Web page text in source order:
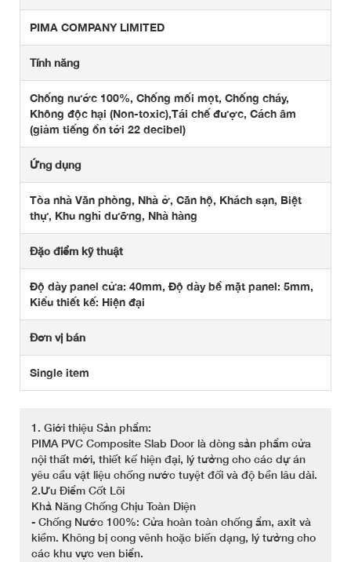
PIMA COMPANY LIMITED
Tính năng
Chống nước 100%, Chống mối mọt, Chống cháy,
Không độc hại (Non-toxic),Tái chế được, Cách âm
(giảm tiếng ồn tới 22 decibel)
Ứng dụng
Tòa nhà Văn phòng, Nhà ở, Căn hộ, Khách sạn, Biệt
thự, Khu nghỉ dưỡng, Nhà hàng
Đặc điểm kỹ thuật
Độ dày panel cửa: 40mm, Độ dày bề mặt panel: 5mm,
Kiểu thiết kế: Hiện đại
Đơn vị bán
Single item
1. Giới thiệu Sản phẩm:
PIMA PVC Composite Slab Door là dòng sản phẩm cửa
nội thất mới, thiết kế hiện đại, lý tưởng cho các dự án
yêu cầu vật liệu chống nước tuyệt đối và độ bền lâu dài.
2.Ưu Điểm Cốt Lõi
Khả Năng Chống Chịu Toàn Diện
- Chống Nước 100%: Cửa hoàn toàn chống ẩm, axit và
kiềm. Không bị cong vênh hoặc biến dạng, lý tưởng cho
các khu vực ven biển.